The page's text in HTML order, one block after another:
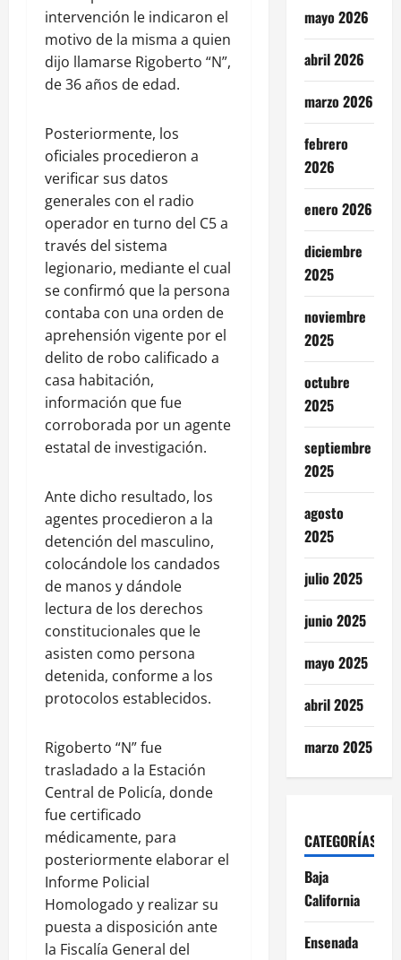
intervención le indicaron el
motivo de la misma a quien
dijo llamarse Rigoberto “N”,
de 36 años de edad.
Posteriormente, los
oficiales procedieron a
verificar sus datos
generales con el radio
operador en turno del C5 a
través del sistema
legionario, mediante el cual
se confirmó que la persona
contaba con una orden de
aprehensión vigente por el
delito de robo calificado a
casa habitación,
información que fue
corroborada por un agente
estatal de investigación.
Ante dicho resultado, los
agentes procedieron a la
detención del masculino,
colocándole los candados
de manos y dándole
lectura de los derechos
constitucionales que le
asisten como persona
detenida, conforme a los
protocolos establecidos.
Rigoberto “N” fue
trasladado a la Estación
Central de Policía, donde
fue certificado
médicamente, para
posteriormente elaborar el
Informe Policial
Homologado y realizar su
puesta a disposición ante
la Fiscalía General del
mayo 2026
abril 2026
marzo 2026
febrero
2026
enero 2026
diciembre
2025
noviembre
2025
octubre
2025
septiembre
2025
agosto
2025
julio 2025
junio 2025
mayo 2025
abril 2025
marzo 2025
CATEGORÍAS
Baja
California
Ensenada